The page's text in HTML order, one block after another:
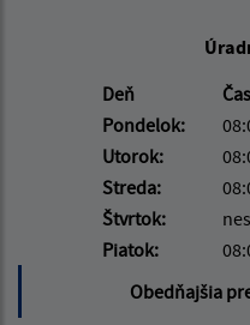
Deň
Pondelok:
Utorok:
Streda:
Štvrtok:
Piatok:
Obedňajšia